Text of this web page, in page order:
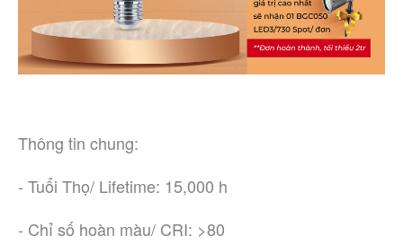
Thông tin chung:
- Tuổi Thọ/ Lifetime: 15,000 h
- Chỉ số hoàn màu/ CRI: >80